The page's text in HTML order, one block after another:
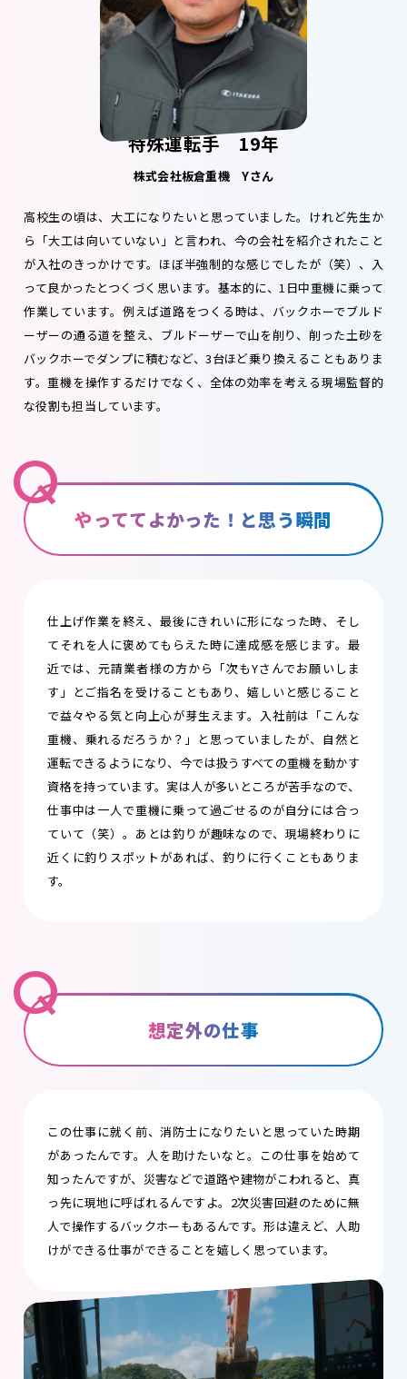
特殊運転手 19年
株式会社板倉重機 Yさん
高校生の頃は、大工になりたいと思っていました。けれど先生か
ら「大工は向いていない」と言われ、今の会社を紹介されたこと
が入社のきっかけです。ほぼ半強制的な感じでしたが（笑）、入
って良かったとつくづく思います。基本的に、1日中重機に乗って
作業しています。例えば道路をつくる時は、バックホーでブルド
ーザーの通る道を整え、ブルドーザーで山を削り、削った土砂を
バックホーでダンプに積むなど、3台ほど乗り換えることもありま
す。重機を操作するだけでなく、全体の効率を考える現場監督的
な役割も担当しています。
Q やっててよかった！と思う瞬間
仕上げ作業を終え、最後にきれいに形になった時、そし
てそれを人に褒めてもらえた時に達成感を感じます。最
近では、元請業者様の方から「次もYさんでお願いしま
す」とご指名を受けることもあり、嬉しいと感じること
で益々やる気と向上心が芽生えます。入社前は「こんな
重機、乗れるだろうか？」と思っていましたが、自然と
運転できるようになり、今では扱うすべての重機を動かす
資格を持っています。実は人が多いところが苦手なので、
仕事中は一人で重機に乗って過ごせるのが自分には合っ
ていて（笑）。あとは釣りが趣味なので、現場終わりに
近くに釣りスポットがあれば、釣りに行くこともありま
す。
Q 想定外の仕事
この仕事に就く前、消防士になりたいと思っていた時期
があったんです。人を助けたいなと。この仕事を始めて
知ったんですが、災害などで道路や建物がこわれると、真
っ先に現地に呼ばれるんですよ。2次災害回避のために無
人で操作するバックホーもあるんです。形は違えど、人助
けができる仕事ができることを嬉しく思っています。